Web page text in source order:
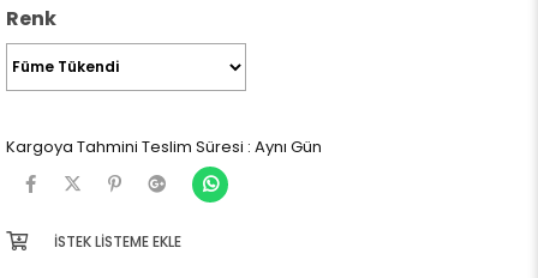
Renk
Kargoya Tahmini Teslim Süresi : Aynı Gün
İSTEK LISTEME EKLE